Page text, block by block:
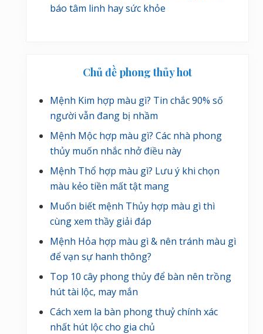
báo tâm linh hay sức khỏe
Chủ đề phong thủy hot
Mệnh Kim hợp màu gì? Tin chắc 90% số
người vẫn đang bị nhầm
Mệnh Mộc hợp màu gì? Các nhà phong
thủy muốn nhắc nhở điều này
Mệnh Thổ hợp màu gì? Lưu ý khi chọn
màu kẻo tiền mất tật mang
Muốn biết mệnh Thủy hợp màu gì thì
cùng xem thầy giải đáp
Mệnh Hỏa hợp màu gì & nên tránh màu gì
để vạn sự hanh thông?
Top 10 cây phong thủy để bàn nên trồng
hút tài lộc, may mắn
Cách xem la bàn phong thuỷ chính xác
nhất hút lộc cho gia chủ